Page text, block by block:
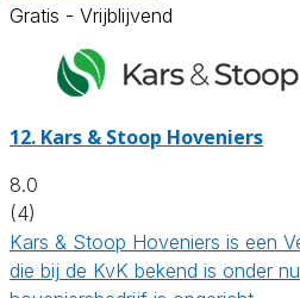
Gratis - Vrijblijvend
12. Kars & Stoop Hoveniers
8.0
(4)
Kars & Stoop Hoveniers is een
die bij de KvK bekend is onder